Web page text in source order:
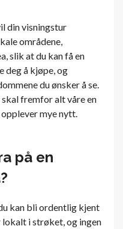
din visningstur
områdene,
slik at du kan få en
deg å kjøpe, og
du ønsker å se.
fremfor alt våre en
mye nytt.
på en
kan bli ordentlig kjent
i strøket, og ingen